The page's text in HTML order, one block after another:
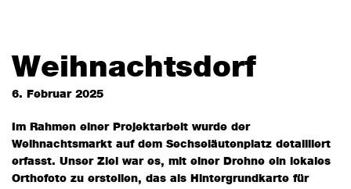
Weihnachtsdorf
6. Februar 2025
Im Rahmen einer Projektarbeit wurde der
Weihnachtsmarkt auf dem Sechseläutenplatz detailliert
erfasst. Unser Ziel war es, mit einer Drohne ein lokales
Orthofoto zu erstellen, das als Hintergrundkarte für